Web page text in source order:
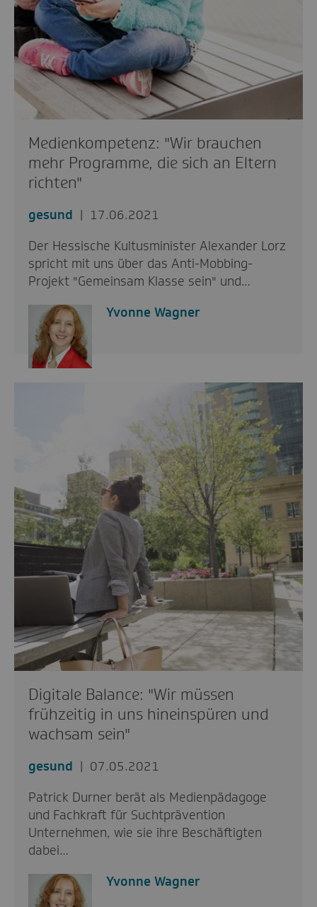
Medienkompetenz: "Wir brauchen
mehr Programme, die sich an Eltern
richten"
gesund
17.06.2021
Der Hessische Kultusminister Alexander Lorz
spricht mit uns über das Anti-Mobbing-
Projekt "Gemeinsam Klasse sein" und…
Yvonne Wagner
Digitale Balance: "Wir müssen
frühzeitig in uns hineinspüren und
wachsam sein"
gesund
07.05.2021
Patrick Durner berät als Medienpädagoge
und Fachkraft für Suchtprävention
Unternehmen, wie sie ihre Beschäftigten
dabei…
Yvonne Wagner